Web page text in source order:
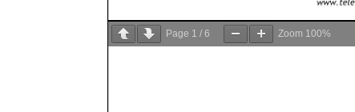
Page 1 /6 Zoom 100%